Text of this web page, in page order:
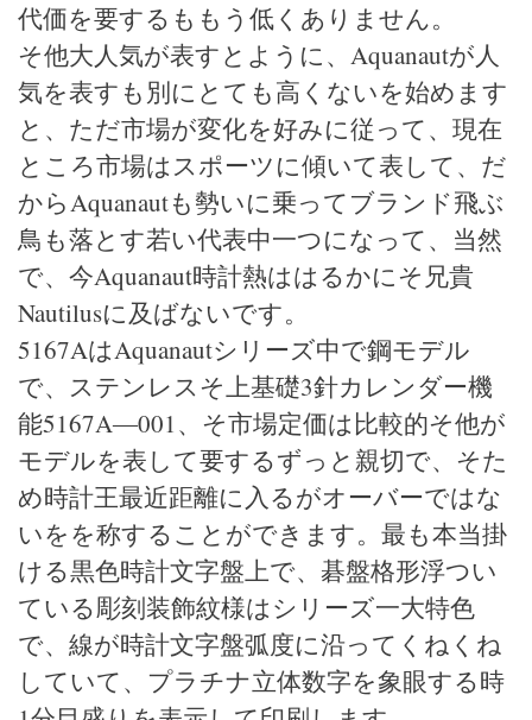
代価を要するももう低くありません。
そ他大人気が表すとように、Aquanautが人
気を表すも別にとても高くないを始めます
と、ただ市場が変化を好みに従って、現在
ところ市場はスポーツに傾いて表して、だ
からAquanautも勢いに乗ってブランド飛ぶ
鳥も落とす若い代表中一つになって、当然
で、今Aquanaut時計熱ははるかにそ兄貴
Nautilusに及ばないです。
5167AはAquanautシリーズ中で鋼モデル
で、ステンレスそ上基礎3針カレンダー機
能5167A―001、そ市場定価は比較的そ他が
モデルを表して要するずっと親切で、そた
め時計王最近距離に入るがオーバーではな
いをを称することができます。最も本当掛
ける黒色時計文字盤上で、碁盤格形浮つい
ている彫刻装飾紋様はシリーズ一大特色
で、線が時計文字盤弧度に沿ってくねくね
していて、プラチナ立体数字を象眼する時